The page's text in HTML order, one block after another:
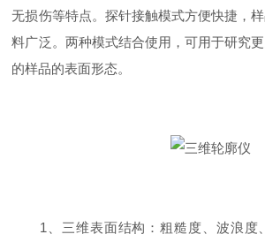
无损伤等特点。探针接触模式方便快捷，
料广泛。两种模式结合使用，可用于研究
的样品的表面形态。
1、三维表面结构：粗糙度、波浪度